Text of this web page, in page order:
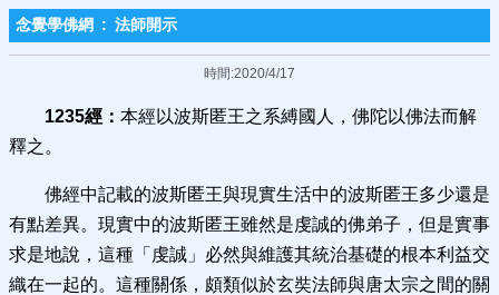
念覺學佛網 : 法師開示
時間:2020/4/17
1235經： 本經以波斯匿王之系縛國人，佛陀以佛法而解
釋之。
佛經中記載的波斯匿王與現實生活中的波斯匿王多少還是
有點差異。現實中的波斯匿王雖然是虔誠的佛弟子，但是實事
求是地說，這種「虔誠」必然與維護其統治基礎的根本利益交
織在一起的。這種關係，頗類似於玄奘法師與唐太宗之間的關